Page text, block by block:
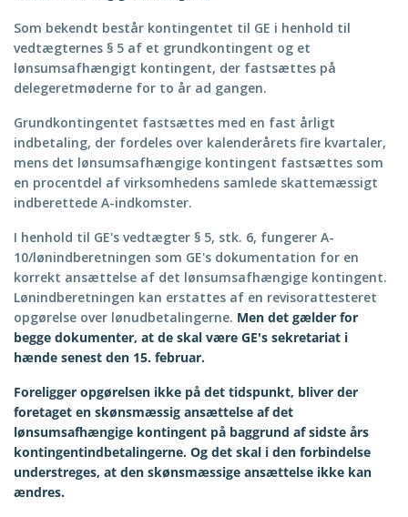
Som bekendt består kontingentet til GE i henhold til
vedtægternes § 5 af et grundkontingent og et
lønsumsafhængigt kontingent, der fastsættes på
delegeretmøderne for to år ad gangen.
Grundkontingentet fastsættes med en fast årligt
indbetaling, der fordeles over kalenderårets fire kvartaler,
mens det lønsumsafhængige kontingent fastsættes som
en procentdel af virksomhedens samlede skattemæssigt
indberettede A-indkomster.
I henhold til GE's vedtægter § 5, stk. 6, fungerer A-
10/lønindberetningen som GE's dokumentation for en
korrekt ansættelse af det lønsumsafhængige kontingent.
Lønindberetningen kan erstattes af en revisorattesteret
opgørelse over lønudbetalingerne. Men det gælder for
begge dokumenter, at de skal være GE's sekretariat i
hænde senest den 15. februar.
Foreligger opgørelsen ikke på det tidspunkt, bliver der
foretaget en skønsmæssig ansættelse af det
lønsumsafhængige kontingent på baggrund af sidste års
kontingentindbetalingerne. Og det skal i den forbindelse
understreges, at den skønsmæssige ansættelse ikke kan
ændres.